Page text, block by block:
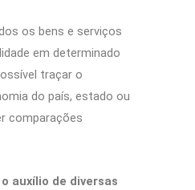
os bens e serviços
em determinado
traçar o
do país, estado ou
comparações
auxílio de diversas